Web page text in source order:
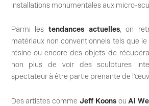
installations monumentales aux micro-
Parmi les tendances actuelles, on
matériaux non conventionnels tels que
résine ou encore des objets de
non plus de voir des sculptures
spectateur à être partie prenante de
Des artistes comme Jeff KoonsouAi